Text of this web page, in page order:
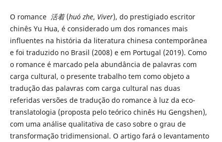
O romance 活着(huó zhe, Viver), do prestigiado escritor
chinês Yu Hua, é considerado um dos romances mais
influentes na história da literatura chinesa contemporânea
e foi traduzido no Brasil (2008) e em Portugal (2019). Como
o romance é marcado pela abundância de palavras com
carga cultural, o presente trabalho tem como objeto a
tradução das palavras com carga cultural nas duas
referidas versões de tradução do romance à luz da eco-
translatologia (proposta pelo teórico chinês Hu Gengshen),
com uma análise qualitativa de caso sobre o grau de
transformação tridimensional. O artigo fará o levantamento